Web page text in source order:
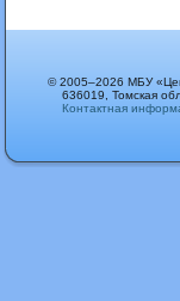
© 2005–2026 МБУ
636019, Томская
Контактная